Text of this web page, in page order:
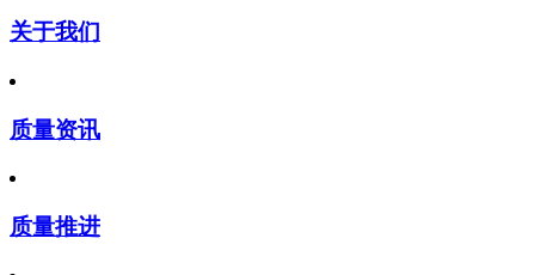
关于我们
质量资讯
质量推进